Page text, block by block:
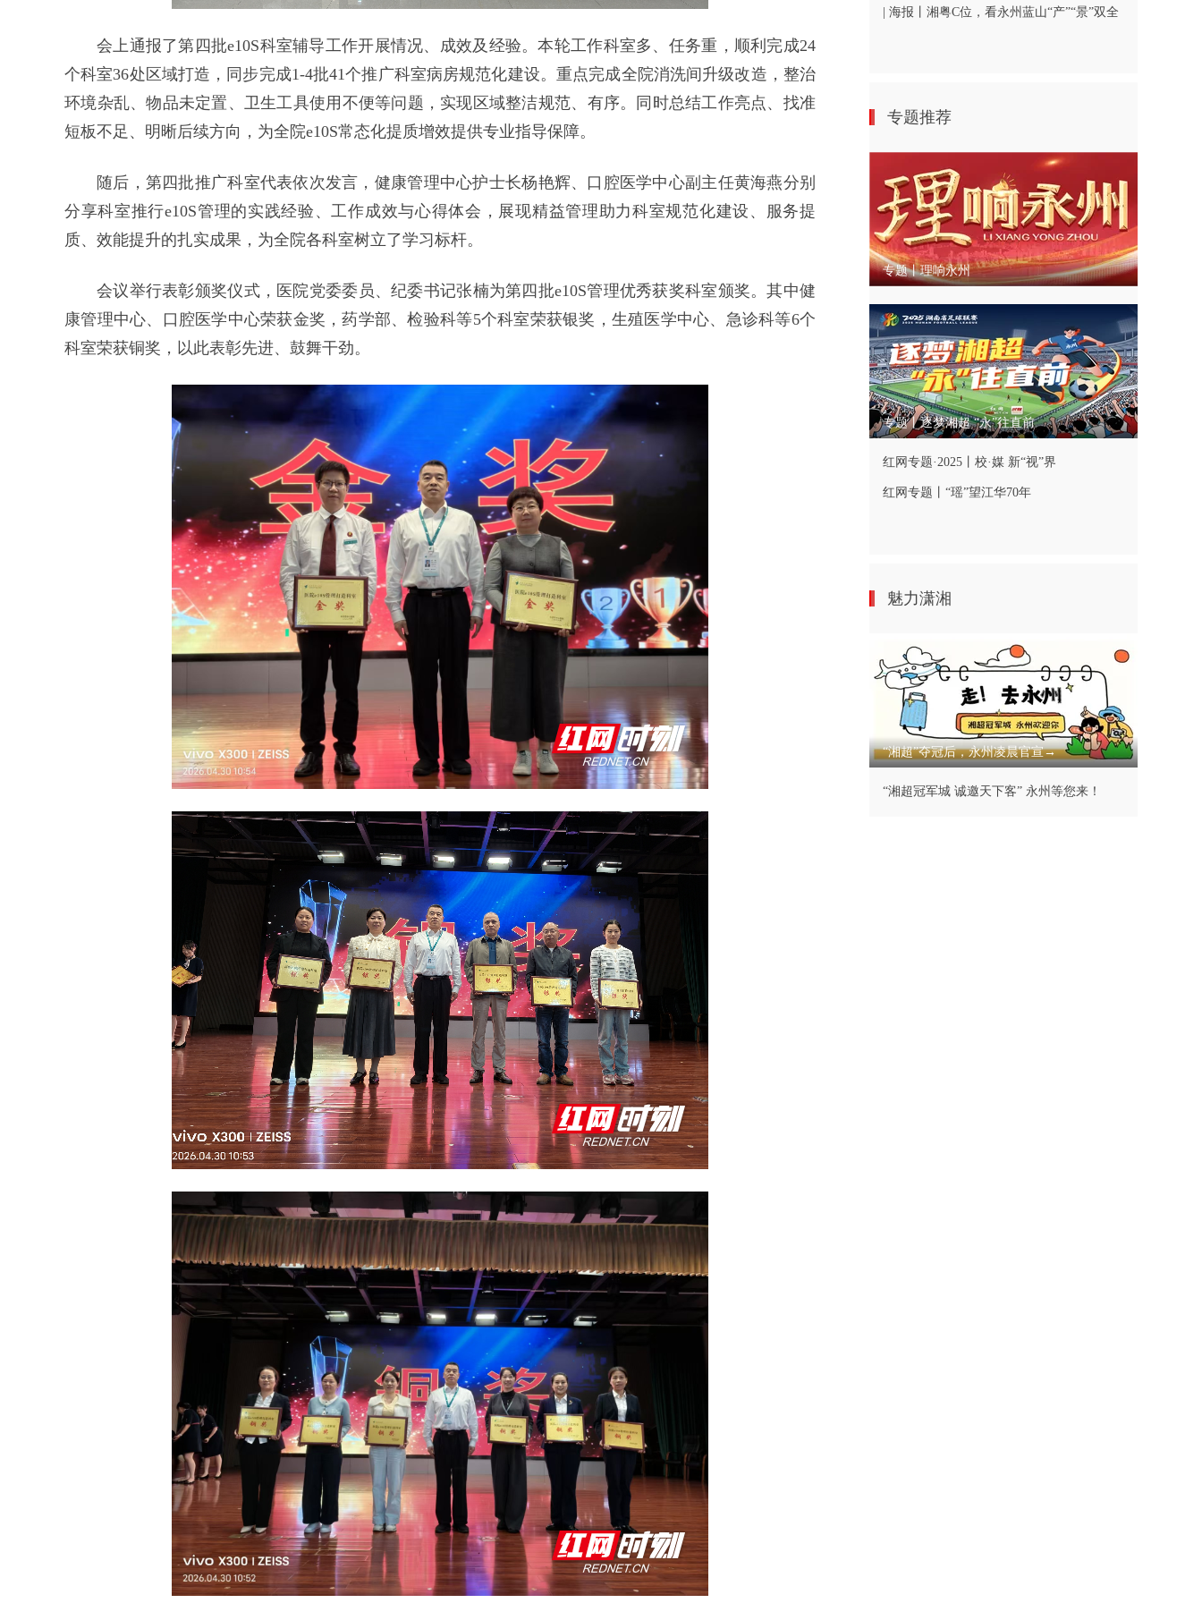
会上通报了第四批e10S科室辅导工作开展情况、成效及经验。本轮工作科室多、任务重，顺利完成24
个科室36处区域打造，同步完成1-4批41个推广科室病房规范化建设。重点完成全院消洗间升级改造，整治
环境杂乱、物品未定置、卫生工具使用不便等问题，实现区域整洁规范、有序。同时总结工作亮点、找准
短板不足、明晰后续方向，为全院e10S常态化提质增效提供专业指导保障。
随后，第四批推广科室代表依次发言，健康管理中心护士长杨艳辉、口腔医学中心副主任黄海燕分别
分享科室推行e10S管理的实践经验、工作成效与心得体会，展现精益管理助力科室规范化建设、服务提
质、效能提升的扎实成果，为全院各科室树立了学习标杆。
会议举行表彰颁奖仪式，医院党委委员、纪委书记张楠为第四批e10S管理优秀获奖科室颁奖。其中健
康管理中心、口腔医学中心荣获金奖，药学部、检验科等5个科室荣获银奖，生殖医学中心、急诊科等6个
科室荣获铜奖，以此表彰先进、鼓舞干劲。
| 海报丨湘粤C位，看永州蓝山“产”“景”双全
专题推荐
专题丨理响永州
专题丨逐梦湘超 “永”往直前
红网专题·2025丨校·媒 新“视”界
红网专题丨“瑶”望江华70年
魅力潇湘
“湘超”夺冠后，永州凌晨官宣→
“湘超冠军城 诚邀天下客” 永州等您来！